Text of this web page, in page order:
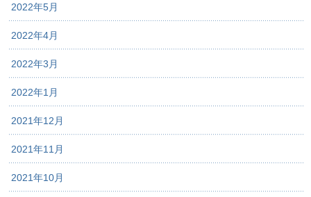
2022年5月
2022年4月
2022年3月
2022年1月
2021年12月
2021年11月
2021年10月